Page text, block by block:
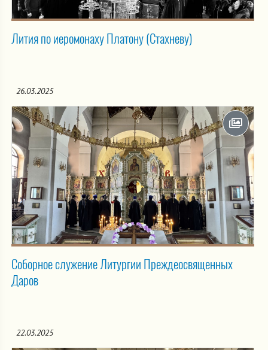
Лития по иеромонаху Платону (Стахневу)
26.03.2025
Соборное служение Литургии Преждеосвященных
Даров
22.03.2025